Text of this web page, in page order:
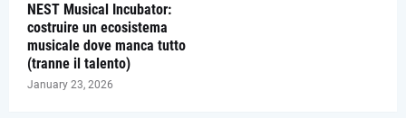
NEST Musical Incubator:
costruire un ecosistema
musicale dove manca tutto
(tranne il talento)
January 23, 2026